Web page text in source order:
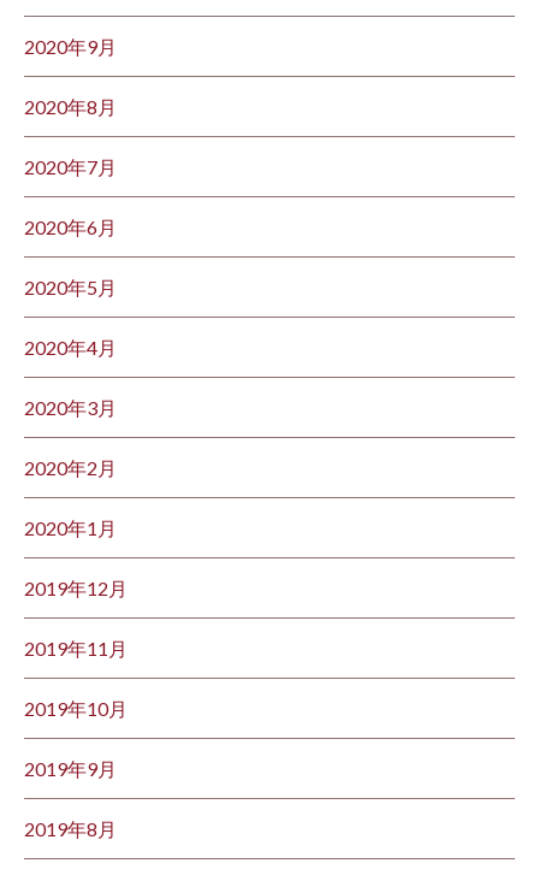
2020年9月
2020年8月
2020年7月
2020年6月
2020年5月
2020年4月
2020年3月
2020年2月
2020年1月
2019年12月
2019年11月
2019年10月
2019年9月
2019年8月